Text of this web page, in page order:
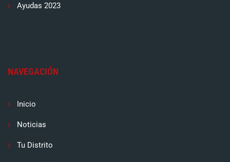
Ayudas 2023
NAVEGACIÓN
Inicio
Noticias
Tu Distrito